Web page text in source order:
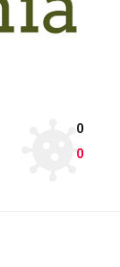
0
0